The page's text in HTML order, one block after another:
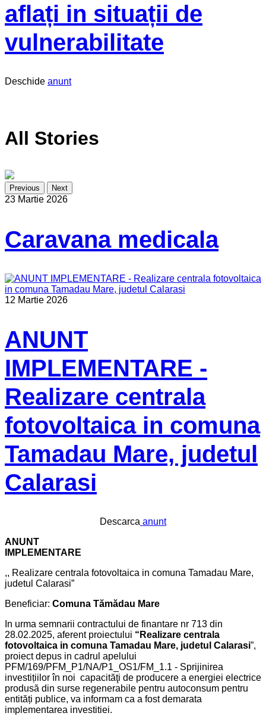
aflați in situații de
vulnerabilitate
Deschide anunt
All Stories
Previous Next
23 Martie 2026
Caravana medicala
12 Martie 2026
ANUNT
IMPLEMENTARE -
Realizare centrala
fotovoltaica in comuna
Tamadau Mare, judetul
Calarasi
Descarca anunt
ANUNT
IMPLEMENTARE
,, Realizare centrala fotovoltaica in comuna Tamadau Mare,
judetul Calarasi”
Beneficiar: Comuna Tămădau Mare
In urma semnarii contractului de finantare nr 713 din
28.02.2025, aferent proiectului “Realizare centrala
fotovoltaica in comuna Tamadau Mare, judetul Calarasi”,
proiect depus in cadrul apelului
PFM/169/PFM_P1/NA/P1_OS1/FM_1.1 - Sprijinirea
investițiilor în noi capacităţi de producere a energiei electrice
produsă din surse regenerabile pentru autoconsum pentru
entități publice, va informam ca a fost demarata
implementarea investitiei.